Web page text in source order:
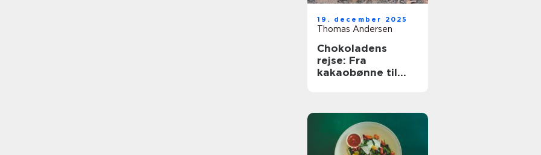
19. december 2025
Thomas Andersen
Chokoladens
rejse: Fra
kakaobønne til